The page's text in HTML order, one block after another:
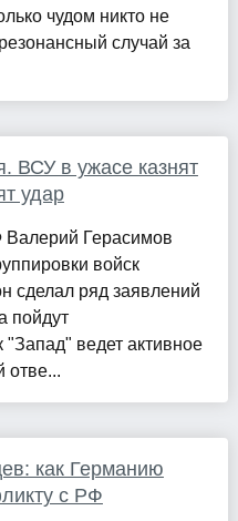
чудом никто не
случай за
ВСУ в ужасе казнят
удар
Герасимов
войск
сделал ряд заявлений
пойдут
ведет активное
отве...
как Германию
с РФ